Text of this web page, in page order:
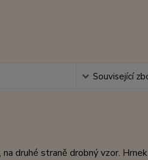
Související
druhé straně drobný vzor.